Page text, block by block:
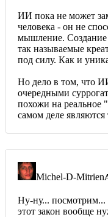
ИИ пока не может
человека - он не
мышление. Создание
так называемые
под силу. Как и
Но дело в том, что
очередными
похожи на реальное
самом деле
Michel-D-Mitrien
Ну-ну... посмотрим...
этот закон вообще